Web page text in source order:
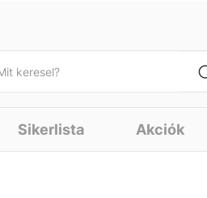
Sikerlista Akciók